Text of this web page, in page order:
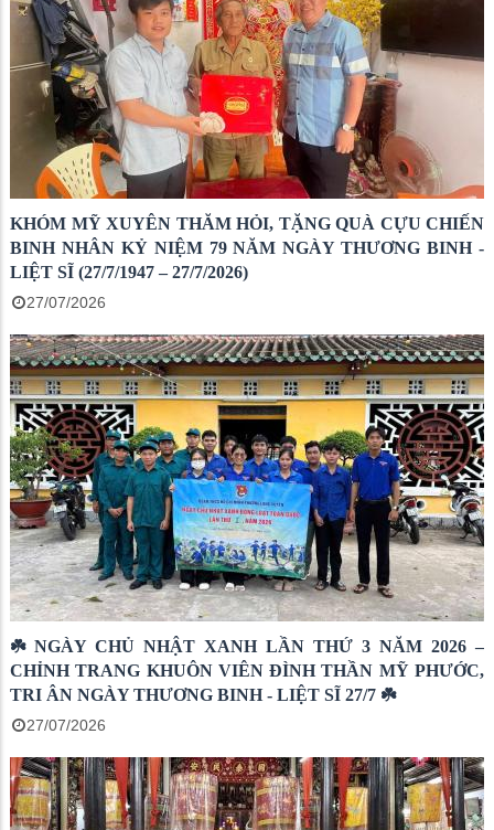
KHÓM MỸ XUYÊN THĂM HỎI, TẶNG QUÀ CỰU CHIẾN
BINH NHÂN KỶ NIỆM 79 NĂM NGÀY THƯƠNG BINH -
LIỆT SĨ (27/7/1947 – 27/7/2026)
27/07/2026
☘️ NGÀY CHỦ NHẬT XANH LẦN THỨ 3 NĂM 2026 –
CHỈNH TRANG KHUÔN VIÊN ĐÌNH THẦN MỸ PHƯỚC,
TRI ÂN NGÀY THƯƠNG BINH - LIỆT SĨ 27/7 ☘️
27/07/2026